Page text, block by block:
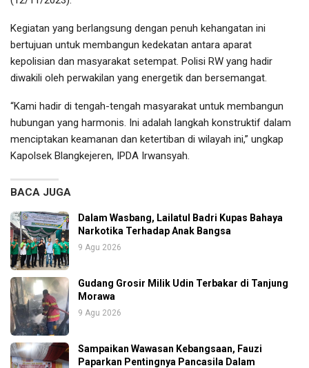
Kegiatan yang berlangsung dengan penuh kehangatan ini
bertujuan untuk membangun kedekatan antara aparat
kepolisian dan masyarakat setempat. Polisi RW yang hadir
diwakili oleh perwakilan yang energetik dan bersemangat.
“Kami hadir di tengah-tengah masyarakat untuk membangun
hubungan yang harmonis. Ini adalah langkah konstruktif dalam
menciptakan keamanan dan ketertiban di wilayah ini,” ungkap
Kapolsek Blangkejeren, IPDA Irwansyah.
BACA JUGA
Dalam Wasbang, Lailatul Badri Kupas Bahaya
Narkotika Terhadap Anak Bangsa
9 Agu 2026
Gudang Grosir Milik Udin Terbakar di Tanjung
Morawa
9 Agu 2026
Sampaikan Wawasan Kebangsaan, Fauzi
Paparkan Pentingnya Pancasila Dalam